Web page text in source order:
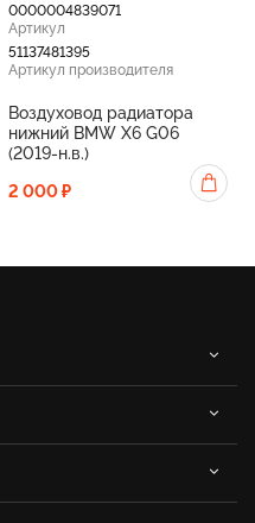
0000004839071
Артикул
51137481395
Артикул производителя
Воздуховод радиатора
нижний BMW X6 G06
(2019-н.в.)
2 000 ₽